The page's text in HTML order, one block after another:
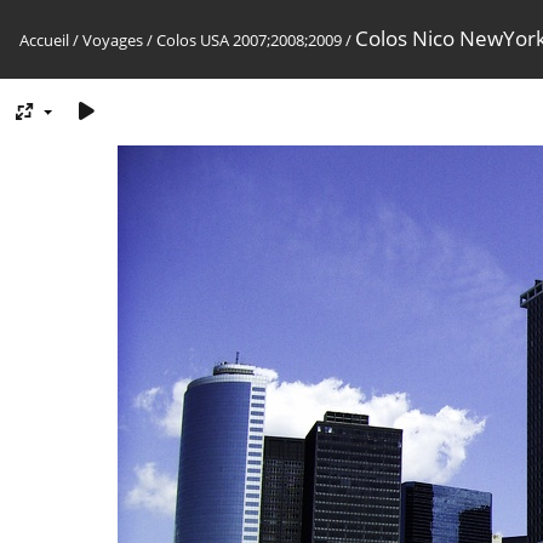
Accueil/Voyages/Colos USA 2007;2008;2009/ Colos Nico